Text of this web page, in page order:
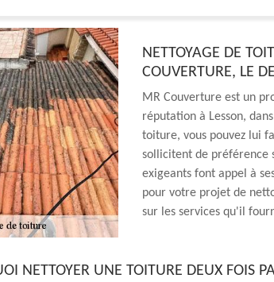
NETTOYAGE DE
COUVERTURE, LE
MR Couverture est un
réputation à Lesson,
toiture, vous pouvez lui
sollicitent de préférence
exigeants font appel à
pour votre projet de
sur les services qu'il
NETTOYER UNE TOITURE DEUX FOIS